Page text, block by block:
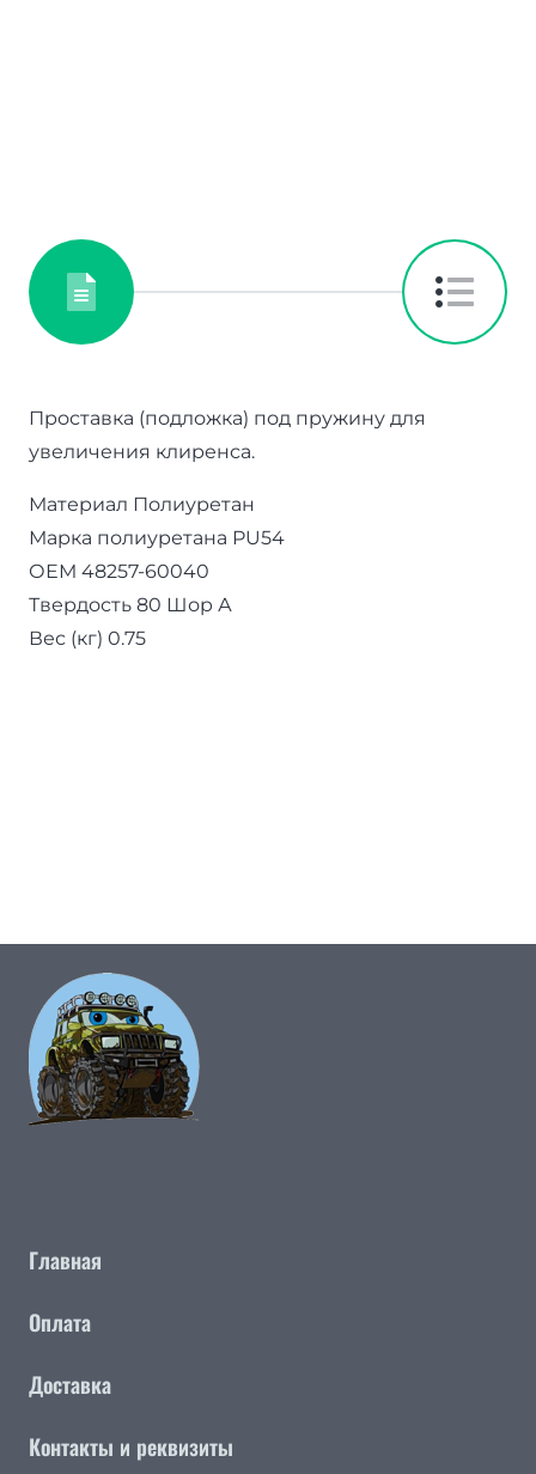
Проставка (подложка) под пружину для
увеличения клиренса.
Материал Полиуретан
Марка полиуретана PU54
ОЕМ 48257-60040
Твердость 80 Шор А
Вес (кг) 0.75
Главная
Оплата
Доставка
Контакты и реквизиты